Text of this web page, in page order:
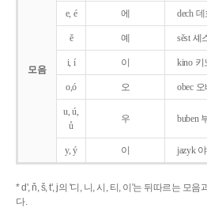
모음
e, é 에 dech
ě 예 sěst 셰
i, í 이 kino 키
o,ó 오 obec
u, ú,
ů
우 buben
y, ý 이 jazyk야
* d', ň, š, t', j의 '디, 니, 시, 티, 이'는 뒤따르는 모
다.